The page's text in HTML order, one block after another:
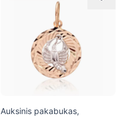
Auksinis pakabukas,